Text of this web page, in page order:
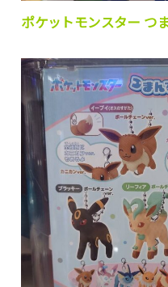
ポケットモンスター つ